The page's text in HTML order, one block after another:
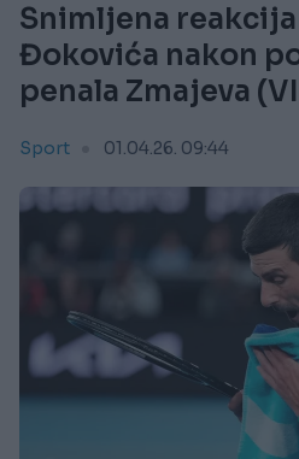
Snimljena
Đokovića nakon
penala Zmajeva
Sport 01.04.26. 09:44